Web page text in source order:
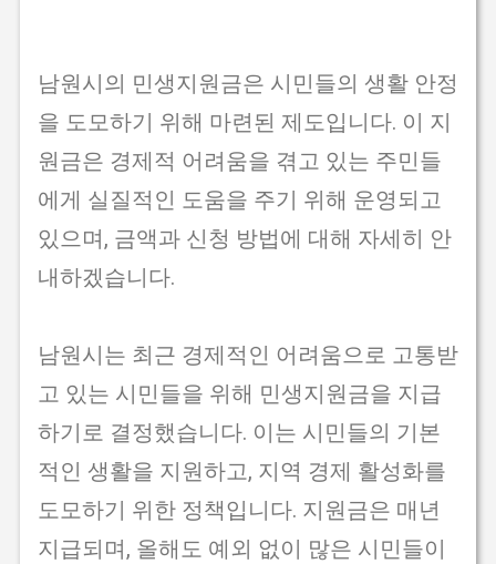
남원시의 민생지원금은 시민들의 생활 안정
을 도모하기 위해 마련된 제도입니다. 이 지
원금은 경제적 어려움을 겪고 있는 주민들
에게 실질적인 도움을 주기 위해 운영되고
있으며, 금액과 신청 방법에 대해 자세히 안
내하겠습니다.
남원시는 최근 경제적인 어려움으로 고통받
고 있는 시민들을 위해 민생지원금을 지급
하기로 결정했습니다. 이는 시민들의 기본
적인 생활을 지원하고, 지역 경제 활성화를
도모하기 위한 정책입니다. 지원금은 매년
지급되며, 올해도 예외 없이 많은 시민들이